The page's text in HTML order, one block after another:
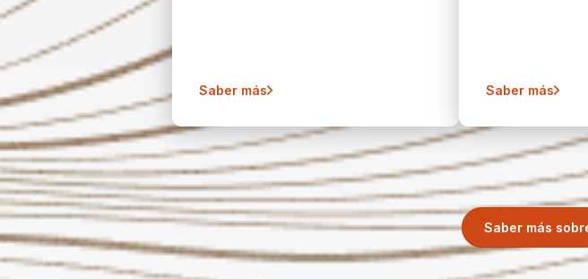
Saber más Saber más
Saber más